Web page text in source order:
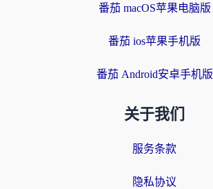
番茄 macOS苹果电脑版
番茄 ios苹果手机版
番茄 Android安卓手机版
关于我们
服务条款
隐私协议